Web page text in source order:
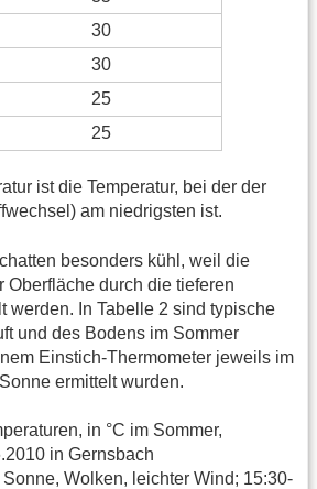
30
30
25
25
ist die Temperatur, bei der der
am niedrigsten ist.
besonders kühl, weil die
Oberfläche durch die tieferen
werden. In Tabelle 2 sind typische
und des Bodens im Sommer
Einstich-Thermometer jeweils im
ermittelt wurden.
in °C im Sommer,
in Gernsbach
Wolken, leichter Wind; 15:30-